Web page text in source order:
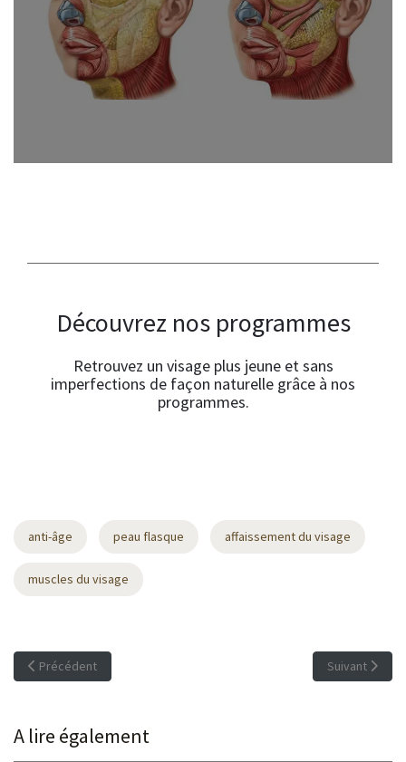
Découvrez nos programmes
Retrouvez un visage plus jeune et sans
imperfections de façon naturelle grâce à nos
programmes.
anti-âge peau flasque affaissement du visage
muscles du visage
Article précédent : La beauté de nos yeux : Jeunesse et éclat des
Précédent Article suivant
Suivant
A lire également